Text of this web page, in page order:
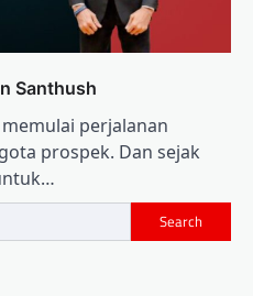
Santhush
perjalanan
prospek. Dan sejak
Search